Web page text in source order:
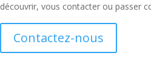
découvrir, vous contacter ou passer
Contactez-nous